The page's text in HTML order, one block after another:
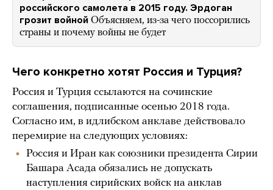
российского самолета в 2015 году. Эрдоган
грозит войной Объясняем, из-за чего поссорились
страны и почему войны не будет
Чего конкретно хотят Россия и Турция?
Россия и Турция ссылаются на сочинские
соглашения, подписанные осенью 2018 года.
Согласно им, в идлибском анклаве действовало
перемирие на следующих условиях:
Россия и Иран как союзники президента Сирии
Башара Асада обязались не допускать
наступления сирийских войск на анклав